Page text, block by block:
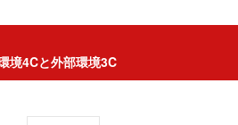
境4Cと外部環境3C